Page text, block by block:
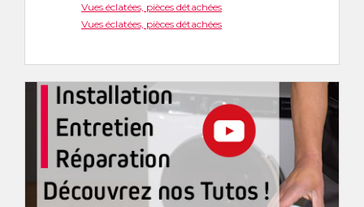
Vues éclatées, pièces détachées
Vues éclatées, pièces détachées